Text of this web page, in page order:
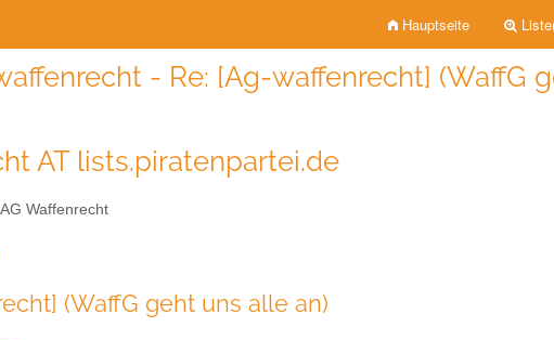
Hauptseite
- Re: [Ag-waffenrecht] (WaffG
AT lists.piratenpartei.de
Waffenrecht
(WaffG geht uns alle an)